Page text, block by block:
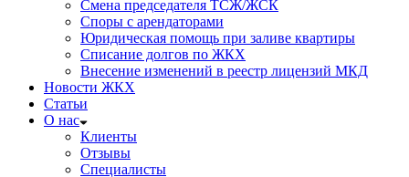
Смена председателя ТСЖ/ЖСК
Споры с арендаторами
Юридическая помощь при заливе квартиры
Списание долгов по ЖКХ
Внесение изменений в реестр лицензий МКД
Новости ЖКХ
Статьи
О нас
Клиенты
Отзывы
Специалисты